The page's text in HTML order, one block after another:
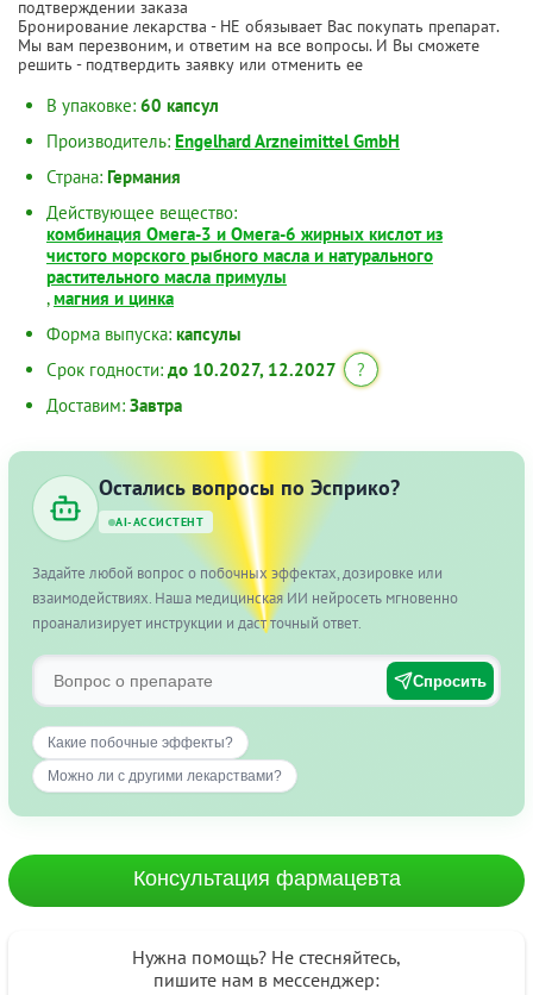
подтверждении заказа
Бронирование лекарства - НЕ обязывает Вас покупать препарат.
Мы вам перезвоним, и ответим на все вопросы. И Вы сможете
решить - подтвердить заявку или отменить ее
В упаковке: 60 капсул
Производитель: Engelhard Arzneimittel GmbH
Страна: Германия
Действующее вещество:
комбинация Омега-3 и Омега-6 жирных кислот из
чистого морского рыбного масла и натурального
растительного масла примулы
,магния и цинка
Форма выпуска: капсулы
Срок годности: до 10.2027, 12.2027
?
Доставим: Завтра
Остались вопросы по Эсприко?
AI-АССИСТЕНТ
Задайте любой вопрос о побочных эффектах, дозировке или
взаимодействиях. Наша медицинская ИИ нейросеть мгновенно
проанализирует инструкции и даст точный ответ.
Спросить
Какие побочные эффекты?
Можно ли с другими лекарствами?
Консультация фармацевта
Нужна помощь? Не стесняйтесь,
пишите нам в мессенджер: